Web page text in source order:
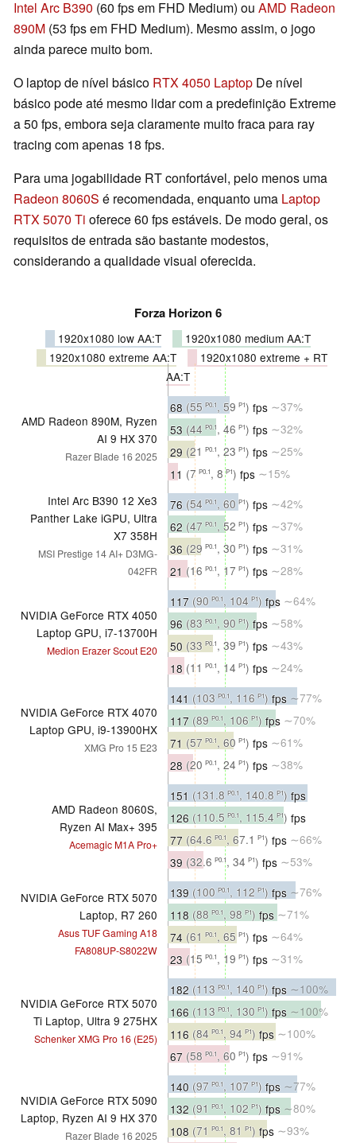
Intel Arc B390 (60 fps em FHD Medium) ou AMD Radeon
890M (53 fps em FHD Medium). Mesmo assim, o jogo
ainda parece muito bom.
O laptop de nível básico RTX 4050 Laptop De nível
básico pode até mesmo lidar com a predefinição Extreme
a 50 fps, embora seja claramente muito fraca para ray
tracing com apenas 18 fps.
Para uma jogabilidade RT confortável, pelo menos uma
Radeon 8060S é recomendada, enquanto uma Laptop
RTX 5070 Ti oferece 60 fps estáveis. De modo geral, os
requisitos de entrada são bastante modestos,
considerando a qualidade visual oferecida.
Forza Horizon 6
1920x1080 low AA:T
1920x1080 medium AA:T
1920x1080 extreme AA:T
1920x1080 extreme + RT
AA:T
AMD Radeon 890M, Ryzen
AI 9 HX 370
Razer Blade 16 2025
68 (55 P0.1, 59 P1) fps ∼37%
53 (44 P0.1, 46 P1) fps ∼32%
29 (21 P0.1, 23 P1) fps ∼25%
11 (7 P0.1, 8 P1) fps ∼15%
Intel Arc B390 12 Xe3
Panther Lake iGPU, Ultra
X7 358H
MSI Prestige 14 AI+ D3MG-
042FR
76 (54 P0.1, 60 P1) fps ∼42%
62 (47 P0.1, 52 P1) fps ∼37%
36 (29 P0.1, 30 P1) fps ∼31%
21 (16 P0.1, 17 P1) fps ∼28%
NVIDIA GeForce RTX 4050
Laptop GPU, i7-13700H
Medion Erazer Scout E20
117 (90 P0.1, 104 P1) fps ∼64%
96 (83 P0.1, 90 P1) fps ∼58%
50 (33 P0.1, 39 P1) fps ∼43%
18 (11 P0.1, 14 P1) fps ∼24%
NVIDIA GeForce RTX 4070
Laptop GPU, i9-13900HX
XMG Pro 15 E23
141 (103 P0.1, 116 P1) fps ∼77%
117 (89 P0.1, 106 P1) fps ∼70%
71 (57 P0.1, 60 P1) fps ∼61%
28 (20 P0.1, 24 P1) fps ∼38%
AMD Radeon 8060S,
Ryzen AI Max+ 395
Acemagic M1A Pro+
151 (131.8 P0.1, 140.8 P1) fps
∼83%
126 (110.5 P0.1, 115.4 P1) fps
∼76%
77 (64.6 P0.1, 67.1 P1) fps ∼66%
39 (32.6 P0.1, 34 P1) fps ∼53%
NVIDIA GeForce RTX 5070
Laptop, R7 260
Asus TUF Gaming A18
FA808UP-S8022W
139 (100 P0.1, 112 P1) fps ∼76%
118 (88 P0.1, 98 P1) fps ∼71%
74 (61 P0.1, 65 P1) fps ∼64%
23 (15 P0.1, 19 P1) fps ∼31%
NVIDIA GeForce RTX 5070
Ti Laptop, Ultra 9 275HX
Schenker XMG Pro 16 (E25)
182 (113 P0.1, 140 P1) fps ∼100%
166 (113 P0.1, 130 P1) fps ∼100%
116 (84 P0.1, 94 P1) fps ∼100%
67 (58 P0.1, 60 P1) fps ∼91%
NVIDIA GeForce RTX 5090
Laptop, Ryzen AI 9 HX 370
Razer Blade 16 2025
140 (97 P0.1, 107 P1) fps ∼77%
132 (91 P0.1, 102 P1) fps ∼80%
108 (71 P0.1, 81 P1) fps ∼93%